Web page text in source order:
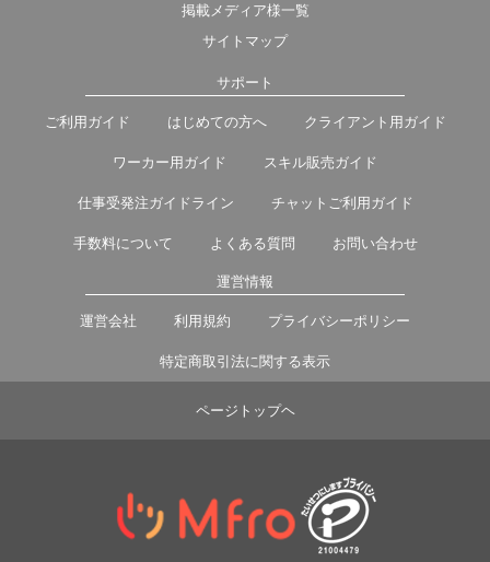
掲載メディア様一覧
サイトマップ
サポート
ご利用ガイド はじめての方へ クライアント用ガイド
ワーカー用ガイド スキル販売ガイド
仕事受発注ガイドライン チャットご利用ガイド
手数料について よくある質問 お問い合わせ
運営情報
運営会社 利用規約 プライバシーポリシー
特定商取引法に関する表示
ページトップヘ